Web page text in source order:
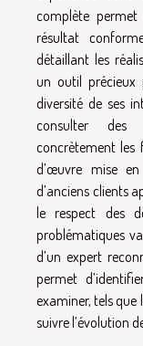
complète permet
résultat
détaillant les
un outil
diversité de ses
consulter des
concrètement
d’œuvre mise
d’anciens clients
le respect des
problématiques
d’un expert
permet
examiner, tels que
suivre l’évolution